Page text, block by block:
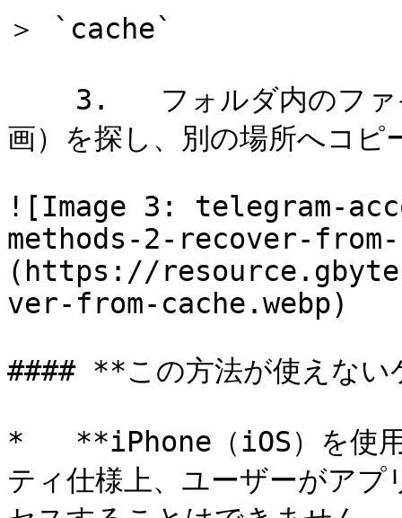
＞ `cache`
画）を探し、別の場所へコピ
![Image 3: telegram-
methods-2-recover-
(https://
ver-from-cache.webp)
#### **この方法が使えな
*   **iPhone（iOS）を使
ティ仕様上、ユーザーがア